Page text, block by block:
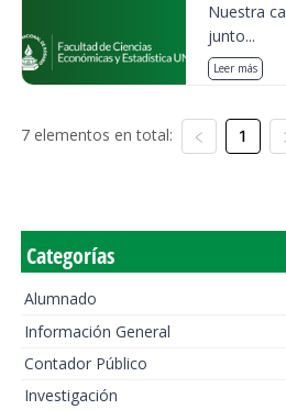
Nuestra
junto...
Leer más
7 elementos en total: 1
Categorías
Alumnado
Información General
Contador Público
Investigación